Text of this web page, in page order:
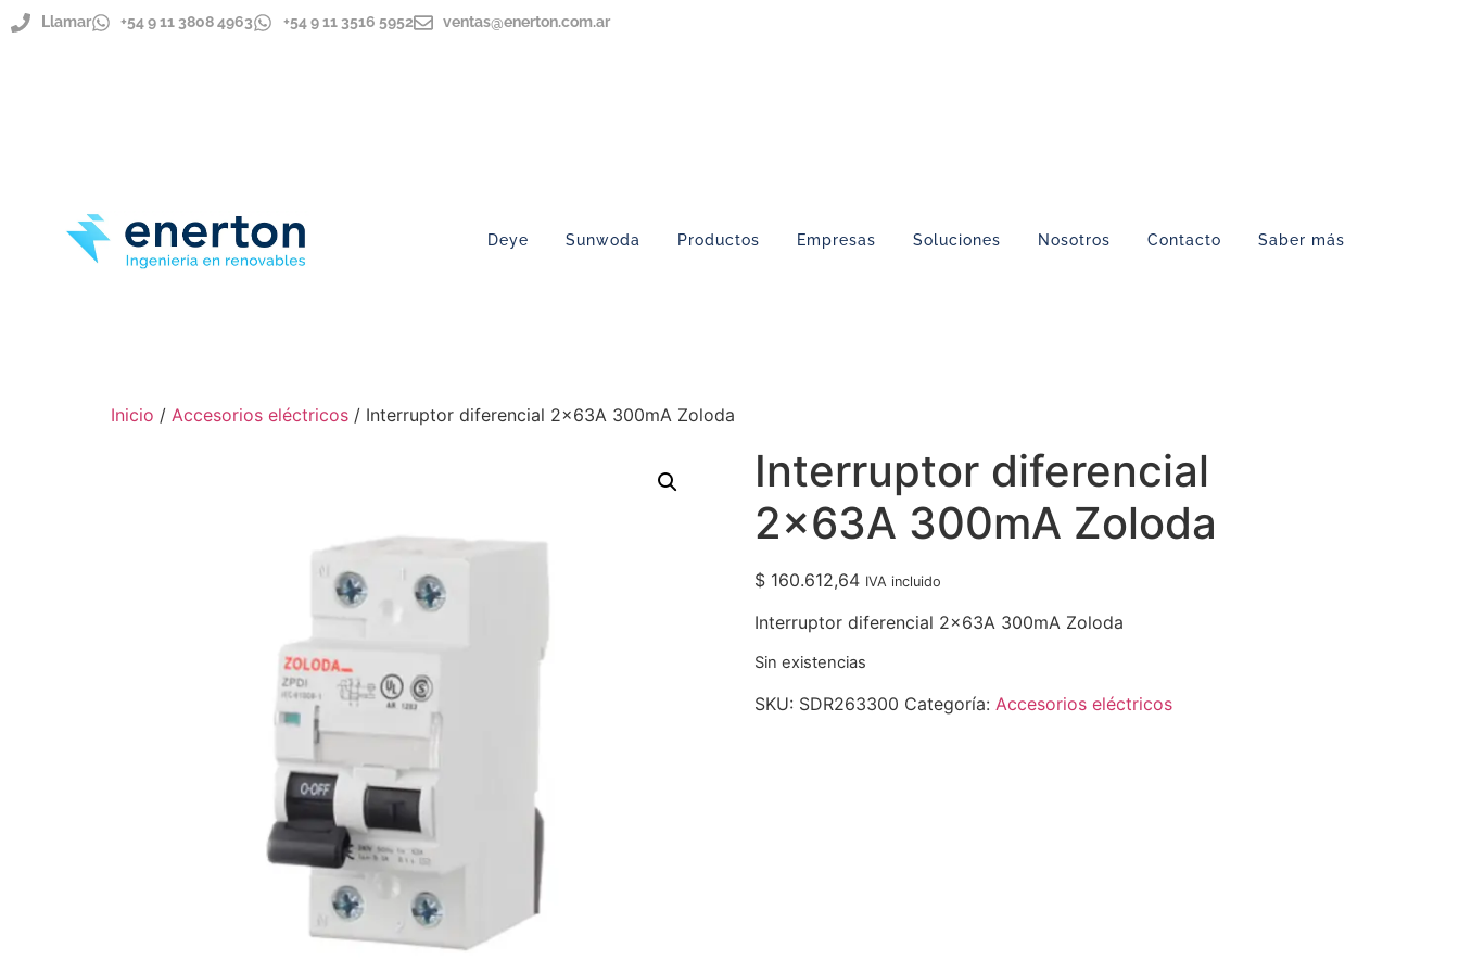
Llamar +54 9 11 3808 4963 +54 9 11 3516 5952 ventas@enerton.com.ar
Deye Sunwoda Productos Empresas Soluciones Nosotros Contacto Saber más
Inicio / Accesorios eléctricos / Interruptor diferencial 2x63A 300mA Zoloda
Interruptor diferencial
2x63A 300mA Zoloda
$160.612,64 IVA incluido
Interruptor diferencial 2x63A 300mA Zoloda
Sin existencias
SKU: SDR263300 Categoría: Accesorios eléctricos